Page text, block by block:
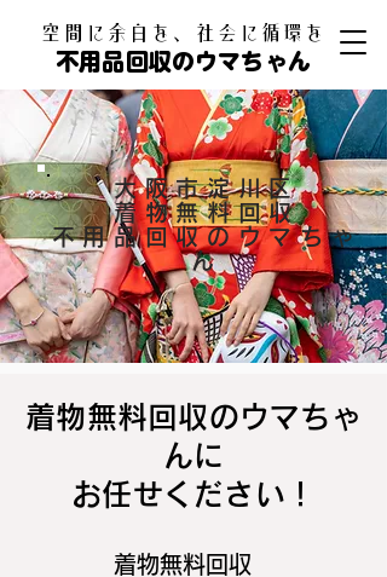
​空間に余白を、社会に循環を
不用品回収のウマちゃん
大阪市淀川区
着物無料回収
不用品回収のウマちゃ
ん
着物無料回収のウマちゃ
んに
お任せください！
着物無料回収